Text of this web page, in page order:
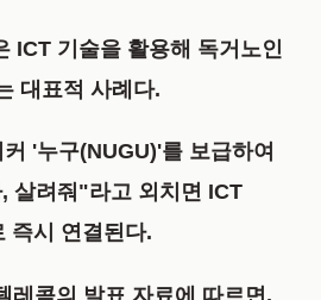
ICT 기술을 활용해 독거노인
대표적 사례다.
'누구(NUGU)'를 보급하여
살려줘"라고 외치면 ICT
즉시 연결된다.
레콤의 발표 자료에 따르면,